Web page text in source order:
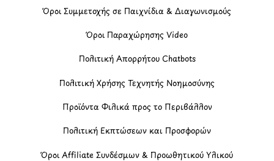
Όροι Συμμετοχής σε Παιχνίδια & Διαγωνισμούς
Όροι Παραχώρησης Video
Πολιτική Απορρήτου Chatbots
Πολιτική Χρήσης Τεχνητής Νοημοσύνης
Προϊόντα Φιλικά προς το Περιβάλλον
Πολιτική Εκπτώσεων και Προσφορών
Όροι Affiliate Συνδέσμων & Προωθητικού Υλικού